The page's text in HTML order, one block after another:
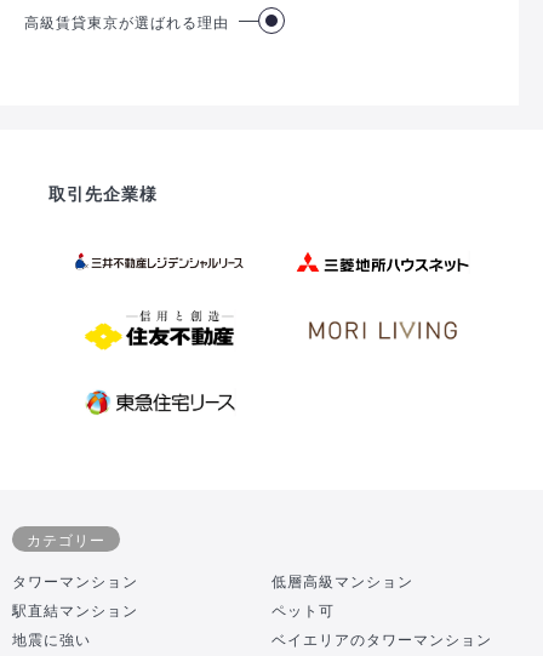
高級賃貸東京が選ばれる理由
取引先企業様
カテゴリー
タワーマンション
低層高級マンション
駅直結マンション
ペット可
地震に強い
ベイエリアのタワーマンション